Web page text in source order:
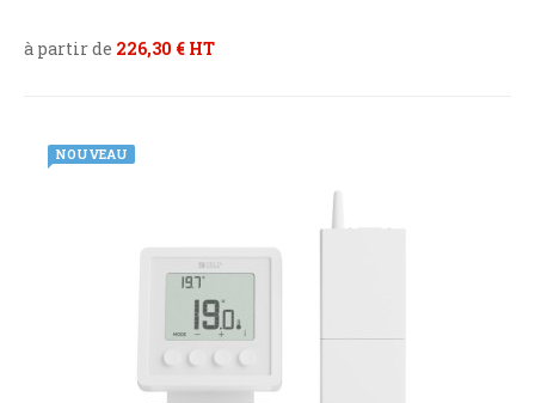
à partir de 226,30 € HT
NOUVEAU